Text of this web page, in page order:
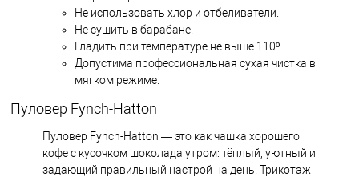
Не использовать хлор и отбеливатели.
Не сушить в барабане.
Гладить при температуре не выше 110º.
Допустима профессиональная сухая чистка в
мягком режиме.
Пуловер Fynch-Hatton
Пуловер Fynch-Hatton — это как чашка хорошего
кофе с кусочком шоколада утром: тёплый, уютный и
задающий правильный настрой на день. Трикотаж